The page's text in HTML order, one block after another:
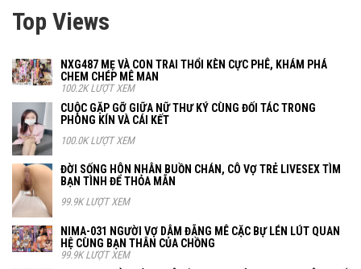
Top Views
NXG487 MẸ VÀ CON TRAI THỔI KÈN CỰC PHÊ, KHÁM PHÁ
CHEM CHÉP MÊ MAN
100.2K LƯỢT XEM
CUỘC GẶP GỠ GIỮA NỮ THƯ KÝ CÙNG ĐỐI TÁC TRONG
PHÒNG KÍN VÀ CÁI KẾT
100.0K LƯỢT XEM
ĐỜI SỐNG HÔN NHÂN BUỒN CHÁN, CÔ VỢ TRẺ LIVESEX TÌM
BẠN TÌNH ĐỂ THỎA MÃN
99.9K LƯỢT XEM
NIMA-031 NGƯỜI VỢ DÂM ĐÃNG MÊ CẶC BỰ LÉN LÚT QUAN
HỆ CÙNG BẠN THÂN CỦA CHỒNG
99.9K LƯỢT XEM